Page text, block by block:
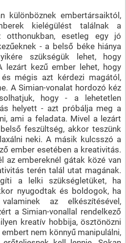
különböznek embertársaiktól,
kielégülést találnak a
otthonukban, esetleg egy jó
- a belső béke hiánya
szükségük lehet, hogy
lezárt kezű ember lehet, hogy
mégis azt kérdezi magától,
A Simian-vonalat hordozó kéz
hogy - a lehetetlen
helyett - azt próbálja meg a
ami a feladata. Mivel a lezárt
feszültség, akkor teszünk
neki. A másik kulcsszó a
ember esetében a kreativitás.
az embereknél gátak közé van
terén talál utat magának.
a lelki szükségletüket, ha
nyugodtak és boldogok, ha
az elkészítésével,
a Simian-vonallal rendelkező
kreatív hobbija, ösztönözni
nem könnyű manipulálni,